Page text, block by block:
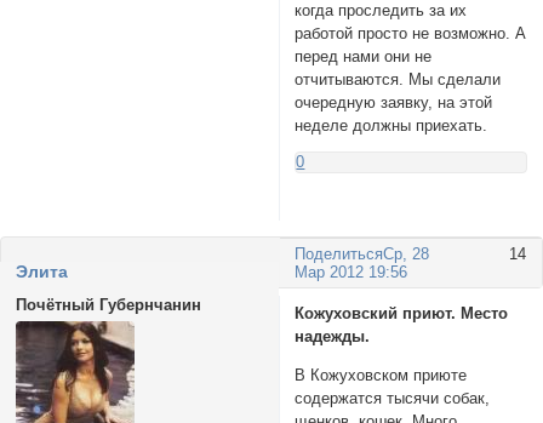
когда проследить за их
работой просто не возможно. А
перед нами они не
отчитываются. Мы сделали
очередную заявку, на этой
неделе должны приехать.
0
Поделиться 14
Ср, 28
Мар 2012 19:56
Элита
Почётный Губернчанин
Кожуховский приют. Место
надежды.
В Кожуховском приюте
содержатся тысячи собак,